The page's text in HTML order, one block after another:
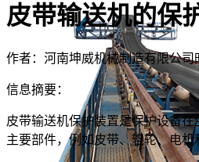
皮带输送机的保
作者：河南坤威机械制造有限公司
信息摘要：
皮带输送机保护装置是保护设备
主要部件，例如皮带、辊轮、电